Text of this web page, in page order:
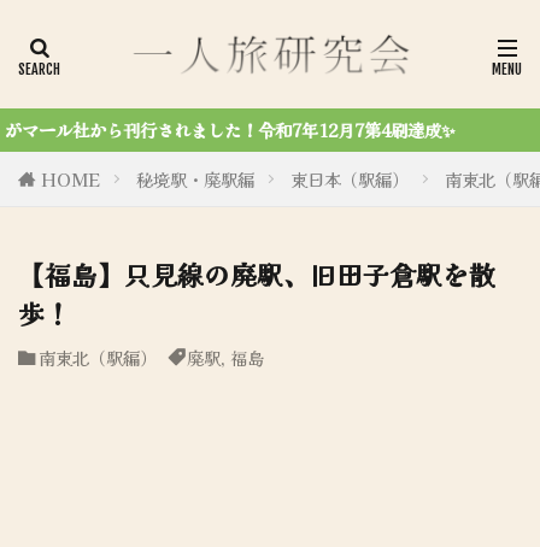
！令和7年12月7第4刷達成✨
HOME
秘境駅・廃駅編 東日本（駅編） 南東北（駅
【福島】只見線の廃駅、旧田子倉駅を散
歩！
南東北（駅編） 廃駅, 福島